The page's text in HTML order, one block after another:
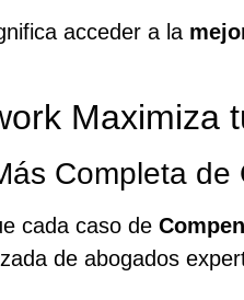
acceder a la
Maximiza
Completa de
cada caso de
de abogados